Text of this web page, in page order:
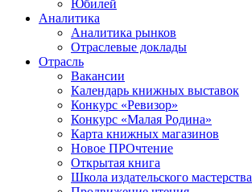
Юбилей
Аналитика
Аналитика рынков
Отраслевые доклады
Отрасль
Вакансии
Календарь книжных выставок
Конкурс «Ревизор»
Конкурс «Малая Родина»
Карта книжных магазинов
Новое ПРОчтение
Открытая книга
Школа издательского мастерства